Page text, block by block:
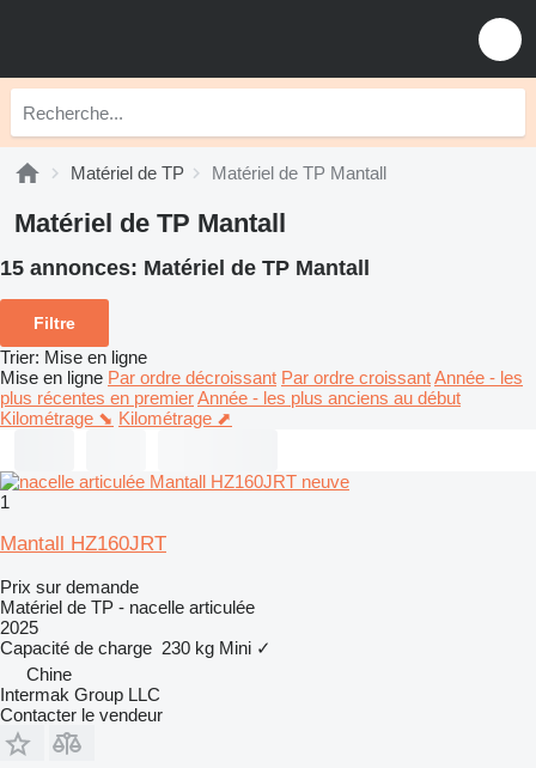
Matériel de TP Matériel de TP Mantall
Matériel de TP Mantall
15 annonces: Matériel de TP Mantall
Filtre
Trier: Mise en ligne
Mise en ligne Par ordre décroissant Par ordre croissantAnnée - les
plus récentes en premierAnnée - les plus anciens au début
Kilométrage ⬊ Kilométrage ⬈
1
Mantall HZ160JRT
Prix sur demande
Matériel de TP - nacelle articulée
2025
Capacité de charge 230 kg Mini ✓
Chine
Intermak Group LLC
Contacter le vendeur